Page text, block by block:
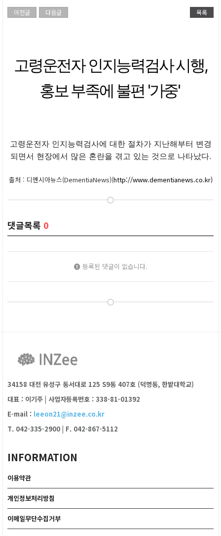
이전글 다음글 목록
고령운전자 인지능력검사 시행,
홍보 부족에 불편 '가중'
고령운전자 인지능력검사에 대한 절차가 지난해부터 변경
되면서 현장에서 많은 혼란을 겪고 있는 것으로 나타났다.
출처 : 디멘시아뉴스(DementiaNews)(http://www.dementianews.co.kr)
댓글목록 0
등록된 댓글이 없습니다.
34158 대전 유성구 동서대로 125 S9동 407호 (덕명동, 한밭대학교)
대표 : 이기주 | 사업자등록번호 : 338-81-01392
E-mail : leeon21@inzee.co.kr
T. 042-335-2900 | F. 042-867-5112
INFORMATION
이용약관
개인정보처리방침
이메일무단수집거부